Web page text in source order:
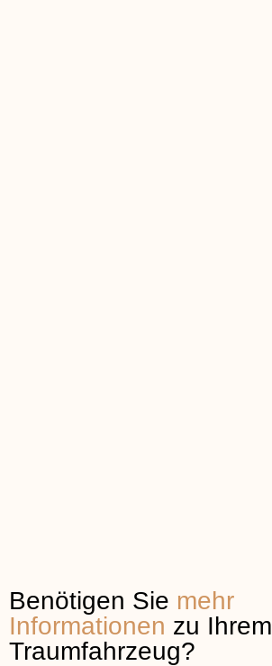
Benötigen Sie mehr
Informationen zu Ihrem
Traumfahrzeug?